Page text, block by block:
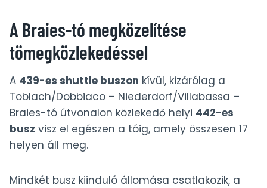
A Braies-tó megközelítése
tömegközlekedéssel
A 439-es shuttle buszon kívül, kizárólag a
Toblach/Dobbiaco – Niederdorf/Villabassa –
Braies-tó útvonalon közlekedő helyi 442-es
busz visz el egészen a tóig, amely összesen 17
helyen áll meg.
Mindkét busz kiinduló állomása csatlakozik, a